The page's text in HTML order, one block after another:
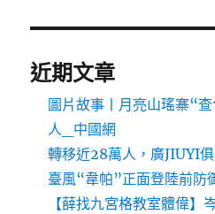
近期文章
圖片故事丨月亮山瑤寨“
人_中國網
轉移近28萬人，廣JIUYI
臺風“韋帕”正面登陸前防
【薛找九宮格教室體偉】